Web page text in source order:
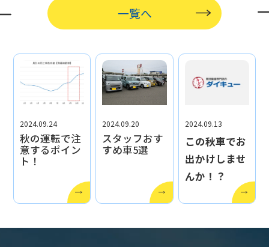
一覧へ
2024.09.24
秋の運転で注
意するポイン
ト！
2024.09.20
スタッフおす
すめ車5選
2024.09.13
この秋車でお
出かけしませ
んか！？